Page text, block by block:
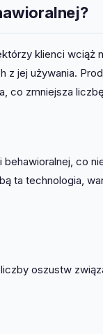
klienci wciąż
z jej używania.
co zmniejsza
co
ta technologia,
oszustw